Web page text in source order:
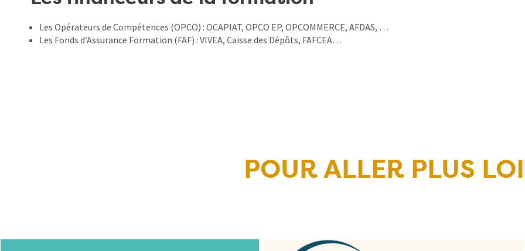
Les Opérateurs de Compétences (OPCO) : OCAPIAT, OPCO EP, OPCOMMERCE, AFDAS, …
Les Fonds d’Assurance Formation (FAF) : VIVEA, Caisse des Dépôts, FAFCEA…
POUR ALLER PLUS